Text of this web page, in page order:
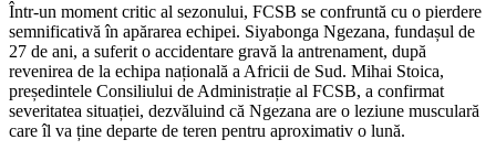
Într-un moment critic al sezonului, FCSB se confruntă cu o pierdere
semnificativă în apărarea echipei. Siyabonga Ngezana, fundașul de
27 de ani, a suferit o accidentare gravă la antrenament, după
revenirea de la echipa națională a Africii de Sud. Mihai Stoica,
președintele Consiliului de Administrație al FCSB, a confirmat
severitatea situației, dezvăluind că Ngezana are o leziune musculară
care îl va ține departe de teren pentru aproximativ o lună.